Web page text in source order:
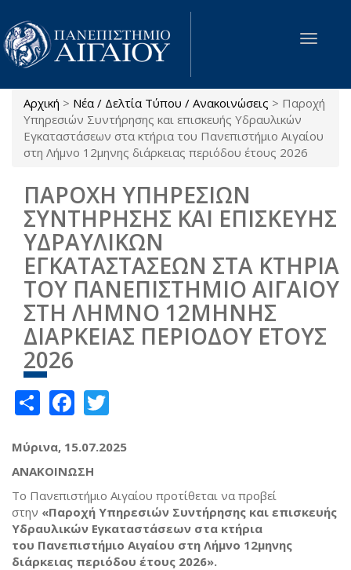
Παράκαμψη προς το κυρίως περιεχόμενο
Toggle
Είστε εδώ
Αρχική > Νέα / Δελτία Τύπου / Ανακοινώσεις > Παροχή
Υπηρεσιών Συντήρησης και επισκευής Υδραυλικών
Εγκαταστάσεων στα κτήρια του Πανεπιστήμιο Αιγαίου
στη Λήμνο 12μηνης διάρκειας περιόδου έτους 2026
ΠΑΡΟΧΗ ΥΠΗΡΕΣΙΩΝ
ΣΥΝΤΗΡΗΣΗΣ ΚΑΙ ΕΠΙΣΚΕΥΗΣ
ΥΔΡΑΥΛΙΚΩΝ
ΕΓΚΑΤΑΣΤΑΣΕΩΝ ΣΤΑ ΚΤΗΡΙΑ
ΤΟΥ ΠΑΝΕΠΙΣΤΗΜΙΟ ΑΙΓΑΙΟΥ
ΣΤΗ ΛΗΜΝΟ 12ΜΗΝΗΣ
ΔΙΑΡΚΕΙΑΣ ΠΕΡΙΟΔΟΥ ΕΤΟΥΣ
2026
ShareFacebook
Μύρινα, 15.07.2025
ΑΝΑΚΟΙΝΩΣΗ
Το Πανεπιστήμιο Αιγαίου προτίθεται να προβεί
στην «Παροχή Υπηρεσιών Συντήρησης και επισκευής
Υδραυλικών Εγκαταστάσεων στα κτήρια
του Πανεπιστήμιο Αιγαίου στη Λήμνο 12μηνης
διάρκειας περιόδου έτους 2026».